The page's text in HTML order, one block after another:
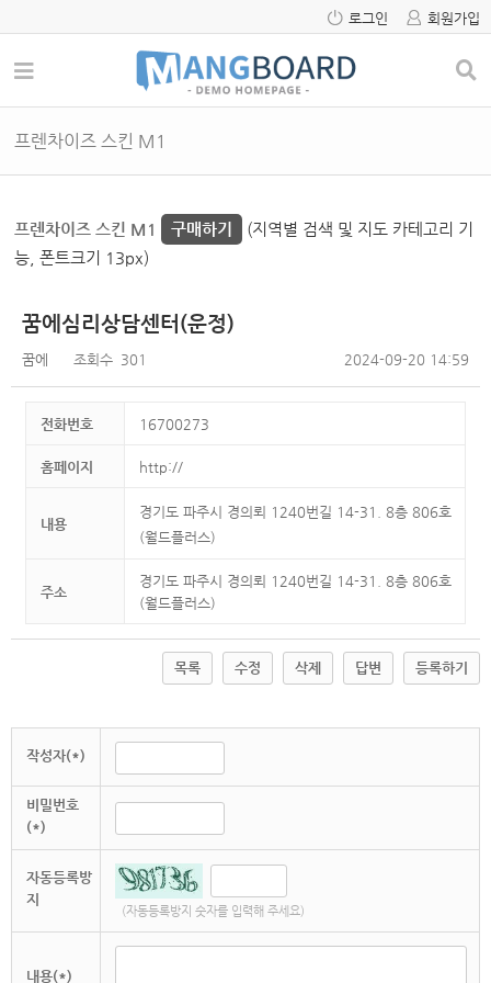
로그인 회원가입
프렌차이즈 스킨 M1
프렌차이즈 스킨 M1 구매하기
(지역별 검색 및 지도 카테고리 기
능, 폰트크기 13px)
꿈에심리상담센터(운정)
꿈에 조회수 301 2024-09-20 14:59
전화번호 16700273
홈페이지 http://
내용
경기도 파주시 경의뢰 1240번길 14-31. 8층 806호
(월드플러스)
주소
경기도 파주시 경의뢰 1240번길 14-31. 8층 806호
(월드플러스)
목록 수정 삭제 답변 등록하기
작성자(*)
비밀번호
(*)
자동등록방
지
(자동등록방지 숫자를 입력해 주세요)
내용(*)